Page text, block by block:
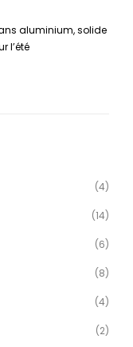
aluminium, solide
l’été
(4)
(14)
(6)
(8)
(4)
(2)